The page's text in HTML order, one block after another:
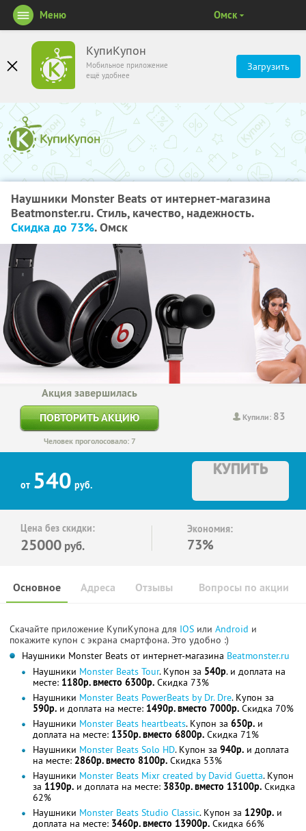
КупиКупон
Мобильное приложение
ещё удобнее
Загрузить
Меню Омск
Наушники Monster Beats от интернет-магазина
Beatmonster.ru. Стиль, качество, надежность.
Скидка до 73%. Омск
Купили: 83
Акция завершилась
ПОВТОРИТЬ АКЦИЮ
Человек проголосовало: 7
от 540 руб.
КУПИТЬ
Цена без скидки:
25000 руб.
Экономия:
73%
Основное Отзывы Вопросы по акции
Адреса
Скачайте приложение КупиКупона для IOS или Android и
покажите купон с экрана смартфона. Это удобно :)
Наушники Monster Beats от интернет-магазина Beatmonster.ru
Наушники Monster Beats Tour. Купон за 540р. и доплата на
месте: 1180р. вместо 6300р. Скидка 73%
Наушники Monster Beats PowerBeats by Dr. Dre. Купон за
590р. и доплата на месте: 1490р. вместо 7000р. Скидка 70%
Наушники Monster Beats heartbeats. Купон за 650р. и
доплата на месте: 1350р. вместо 6800р. Скидка 71%
Наушники Monster Beats Solo HD. Купон за 940р. и доплата
на месте: 2860р. вместо 8100р. Скидка 53%
Наушники Monster Beats Mixr created by David Guetta. Купон
за 1190р. и доплата на месте: 3830р. вместо 13100р. Скидка
62%
Наушники Monster Beats Studio Classic. Купон за 1290р. и
доплата на месте: 3460р. вместо 13900р. Скидка 66%